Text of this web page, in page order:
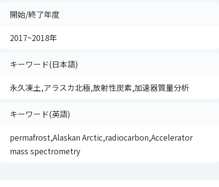
開始/終了年度
2017~2018年
キーワード(日本語)
永久凍土,アラスカ北極,放射性炭素,加速器質量分析
キーワード(英語)
permafrost,Alaskan Arctic,radiocarbon,Accelerator
mass spectrometry